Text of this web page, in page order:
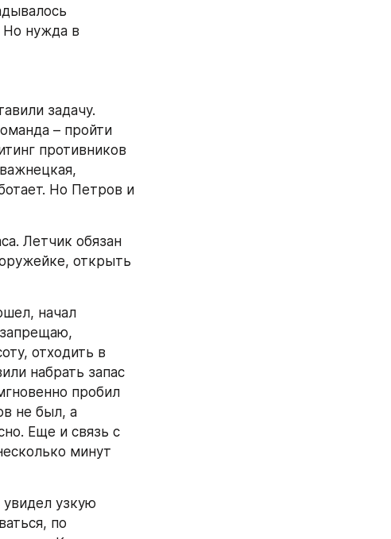
Но нужда в
задачу.
– пройти
противников
Но Петров и
Летчик обязан
открыть
начал
отходить в
набрать запас
пробил
не был, а
Еще и связь с
минут
узкую
по